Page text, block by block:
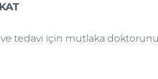
tedavi için mutlaka